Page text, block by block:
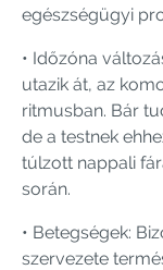
egészségügyi
• Időzóna
utazik át, az
ritmusban. Bár
de a testnek
túlzott nappali
során.
• Betegségek:
szervezete